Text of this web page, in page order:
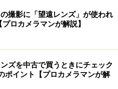
撮影に「望遠レンズ」が使われ
ロカメラマンが解説】
ズを中古で買うときにチェック
ポイント【プロカメラマンが解